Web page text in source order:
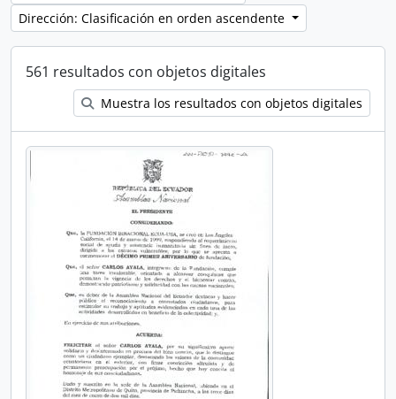
Dirección: Clasificación en orden ascendente
561 resultados con objetos digitales
Muestra los resultados con objetos digitales